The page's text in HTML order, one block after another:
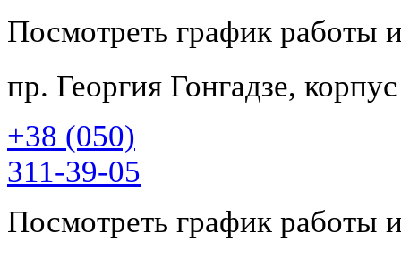
Посмотреть график работы
пр. Георгия Гонгадзе,
+38 (050)
311-39-05
Посмотреть график работы